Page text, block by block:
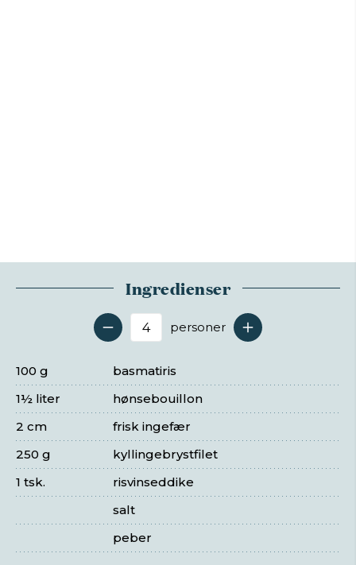
Ingredienser
Antal serveringer
personer
basmatiris
100 g
hønsebouillon
1½ liter
frisk ingefær
2 cm
kyllingebrystfilet
250 g
risvinseddike
1 tsk.
salt
peber